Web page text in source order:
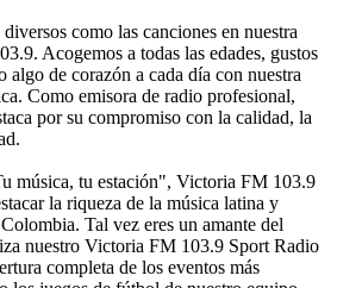
como las canciones en nuestra
Acogemos a todas las edades, gustos
algo de corazón a cada día con nuestra
Como emisora de radio profesional,
por su compromiso con la calidad, la
música, tu estación", Victoria FM 103.9
la riqueza de la música latina y
Tal vez eres un amante del
nuestro Victoria FM 103.9 Sport Radio
completa de los eventos más